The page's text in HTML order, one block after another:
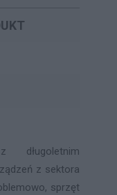
z sektora
sprzęt